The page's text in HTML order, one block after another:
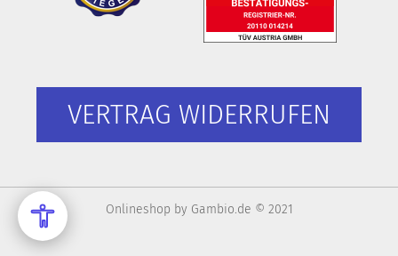
VERTRAG WIDERRUFEN
Onlineshop by Gambio.de © 2021